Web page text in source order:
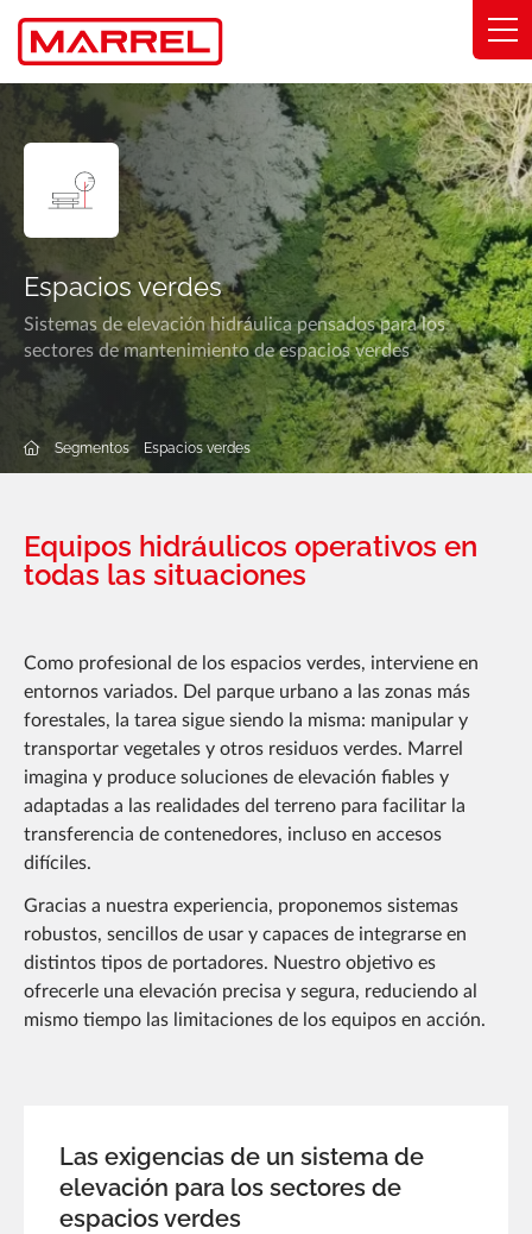
Panel de gestión de cookies
Espacios verdes
Sistemas de elevación hidráulica pensados para los
sectores de mantenimiento de espacios verdes
Segmentos Espacios verdes
Equipos hidráulicos operativos en
todas las situaciones
Como profesional de los espacios verdes, interviene en
entornos variados. Del parque urbano a las zonas más
forestales, la tarea sigue siendo la misma: manipular y
transportar vegetales y otros residuos verdes. Marrel
imagina y produce soluciones de elevación fiables y
adaptadas a las realidades del terreno para facilitar la
transferencia de contenedores, incluso en accesos
difíciles.
Gracias a nuestra experiencia, proponemos sistemas
robustos, sencillos de usar y capaces de integrarse en
distintos tipos de portadores. Nuestro objetivo es
ofrecerle una elevación precisa y segura, reduciendo al
mismo tiempo las limitaciones de los equipos en acción.
Las exigencias de un sistema de
elevación para los sectores de
espacios verdes
Gamas
Experiencias dominadas
Segmentos
Compromisos
Quiénes somos
Encuentra mi distribuidor
Documentación
Noticias
Preguntas frecuentes
Marrel Tech
Contacto